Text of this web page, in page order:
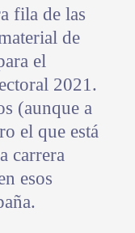
fila de las
de
el
2021.
(aunque a
el que está
carrera
esos